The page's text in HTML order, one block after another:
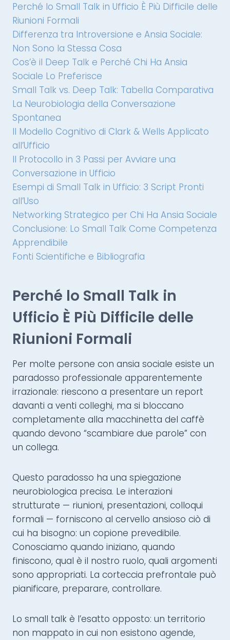
Perché lo Small Talk in Ufficio È Più Difficile delle
Riunioni Formali
Differenza tra Introversione e Ansia Sociale:
Non Sono la Stessa Cosa
Cos’è il Deep Talk e Perché Chi Ha Ansia
Sociale Lo Preferisce
Small Talk vs. Deep Talk: Tabella Comparativa
La Neurobiologia della Conversazione
Spontanea
Il Modello Cognitivo di Clark & Wells Applicato
all’Ufficio
Il Protocollo in 3 Passi per Avviare una
Conversazione in Ufficio
Esempi di Small Talk in Ufficio: 3 Script Pronti
all’Uso
Networking Strategico per Chi Ha Ansia Sociale
Conclusione: Lo Small Talk Come Competenza
Apprendibile
Fonti Scientifiche e Bibliografia
Perché lo Small Talk in
Ufficio È Più Difficile delle
Riunioni Formali
Per molte persone con ansia sociale esiste un
paradosso professionale apparentemente
irrazionale: riescono a presentare un report
davanti a venti colleghi, ma si bloccano
completamente alla macchinetta del caffè
quando devono “scambiare due parole” con
un collega.
Questo paradosso ha una spiegazione
neurobiologica precisa. Le interazioni
strutturate — riunioni, presentazioni, colloqui
formali — forniscono al cervello ansioso ciò di
cui ha bisogno: un copione prevedibile.
Conosciamo quando iniziano, quando
finiscono, qual è il nostro ruolo, quali argomenti
sono appropriati. La corteccia prefrontale può
pianificare, preparare, controllare.
Lo small talk è l’esatto opposto: un territorio
non mappato in cui non esistono agende,